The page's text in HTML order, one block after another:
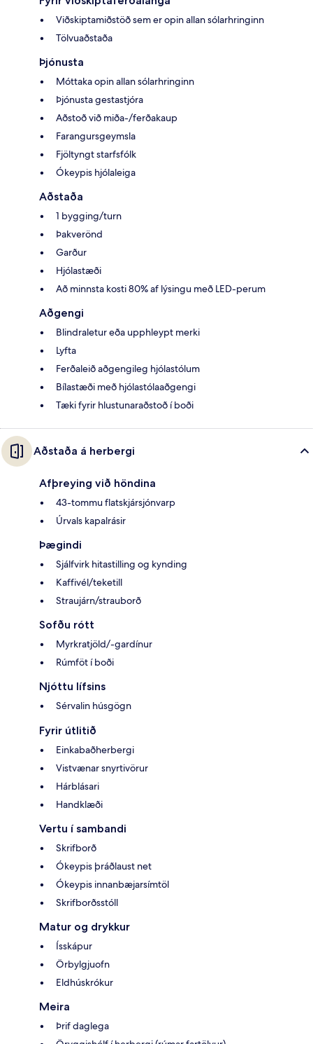
Viðskiptamiðstöð sem er opin allan sólarhringinn
Tölvuaðstaða
Þjónusta
Móttaka opin allan sólarhringinn
Þjónusta gestastjóra
Aðstoð við miða-/ferðakaup
Farangursgeymsla
Fjöltyngt starfsfólk
Ókeypis hjólaleiga
Aðstaða
1 bygging/turn
Þakverönd
Garður
Hjólastæði
Að minnsta kosti 80% af lýsingu með LED-perum
Aðgengi
Blindraletur eða upphleypt merki
Lyfta
Ferðaleið aðgengileg hjólastólum
Bílastæði með hjólastólaaðgengi
Tæki fyrir hlustunaraðstoð í boði
Aðstaða á herbergi
Afþreying við höndina
43-tommu flatskjársjónvarp
Úrvals kapalrásir
Þægindi
Sjálfvirk hitastilling og kynding
Kaffivél/teketill
Straujárn/strauborð
Sofðu rótt
Myrkratjöld/-gardínur
Rúmföt í boði
Njóttu lífsins
Sérvalin húsgögn
Fyrir útlitið
Einkabaðherbergi
Vistvænar snyrtivörur
Hárblásari
Handklæði
Vertu í sambandi
Skrifborð
Ókeypis þráðlaust net
Ókeypis innanbæjarsímtöl
Skrifborðsstóll
Matur og drykkur
Ísskápur
Örbylgjuofn
Eldhúskrókur
Meira
Þrif daglega